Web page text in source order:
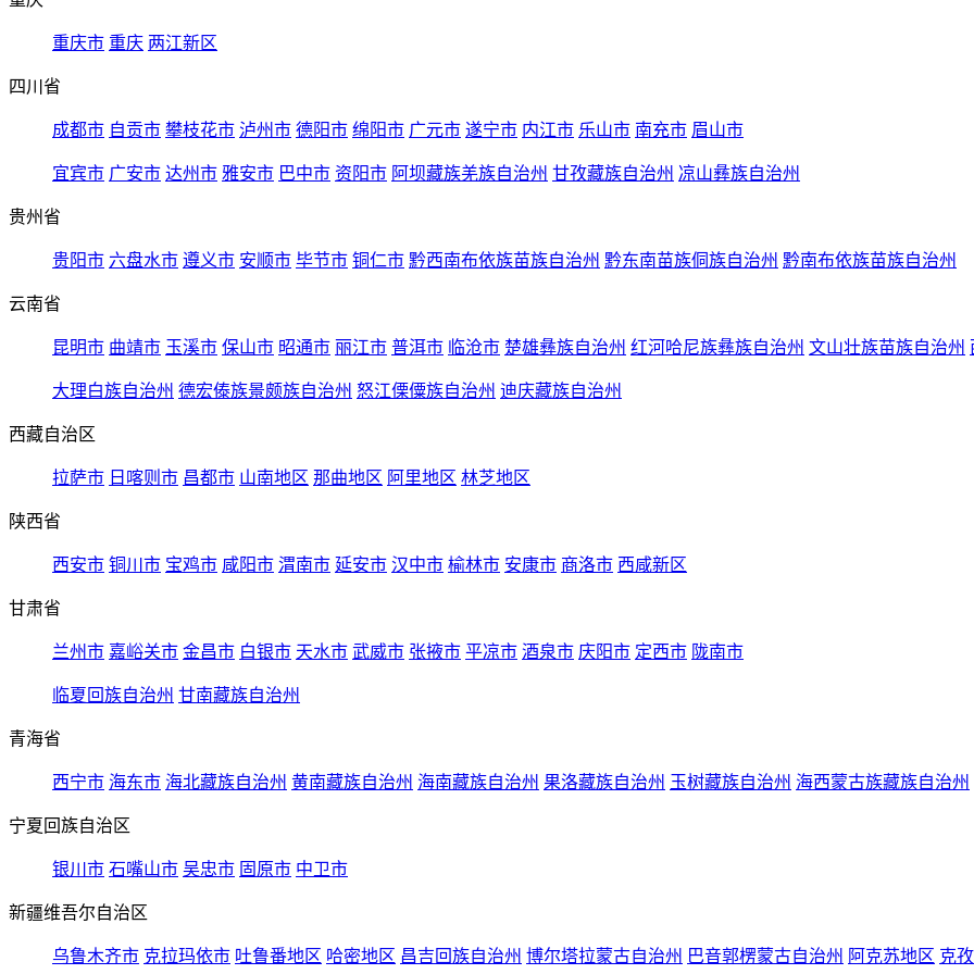
重庆市 重庆 两江新区
四川省
成都市 自贡市 攀枝花市 泸州市 德阳市 绵阳市 广元市 遂宁市 内江市 乐山市 南充市 眉山市
宜宾市 广安市 达州市 雅安市 巴中市 资阳市 阿坝藏族羌族自治州 甘孜藏族自治州 凉山彝族自治州
贵州省
贵阳市 六盘水市 遵义市 安顺市 毕节市 铜仁市 黔西南布依族苗族自治州 黔东南苗族侗族自治州 黔南布依族苗族自治州
云南省
昆明市 曲靖市 玉溪市 保山市 昭通市 丽江市 普洱市 临沧市 楚雄彝族自治州 红河哈尼族彝族自治州 文山壮族苗族自治州
大理白族自治州 德宏傣族景颇族自治州 怒江傈僳族自治州 迪庆藏族自治州
西藏自治区
拉萨市 日喀则市 昌都市 山南地区 那曲地区 阿里地区 林芝地区
陕西省
西安市 铜川市 宝鸡市 咸阳市 渭南市 延安市 汉中市 榆林市 安康市 商洛市 西咸新区
甘肃省
兰州市 嘉峪关市 金昌市 白银市 天水市 武威市 张掖市 平凉市 酒泉市 庆阳市 定西市 陇南市
临夏回族自治州 甘南藏族自治州
青海省
西宁市 海东市 海北藏族自治州 黄南藏族自治州 海南藏族自治州 果洛藏族自治州 玉树藏族自治州 海西蒙古族藏族自治州
宁夏回族自治区
银川市 石嘴山市 吴忠市 固原市 中卫市
新疆维吾尔自治区
乌鲁木齐市 克拉玛依市 吐鲁番地区 哈密地区 昌吉回族自治州 博尔塔拉蒙古自治州 巴音郭楞蒙古自治州 阿克苏地区 克